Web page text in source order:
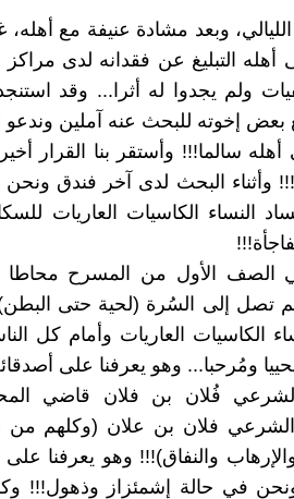
وبعد مشادة عنيفة مع أهله،
أهله التبليغ عن فقدانه لدى
ولم يجدوا له أثرا... وقد
إخوته للبحث عنه آملين وندعو
أهله سالما!!! وأستقر بنا القرار
وأثناء البحث لدى آخر فندق
النساء الكاسيات العاريات
الصف الأول من المسرح محاطا
تصل إلى السُرة (لحية حتى
الكاسيات العاريات وأمام كل
ومُرحبا... وهو يعرفنا على
فُلان بن فلان قاضي
فلان بن علان (وكلهم من
والنفاق)!!! وهو يعرفنا
ونحن في حالة إشمئزاز وذهول!!!